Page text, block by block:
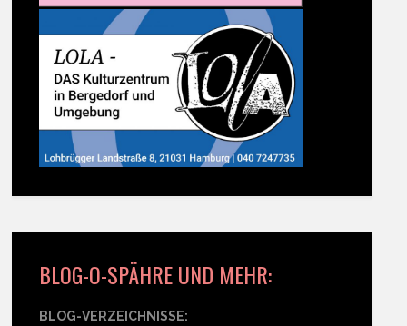
BLOG-O-SPÄHRE UND MEHR:
BLOG-VERZEICHNISSE: